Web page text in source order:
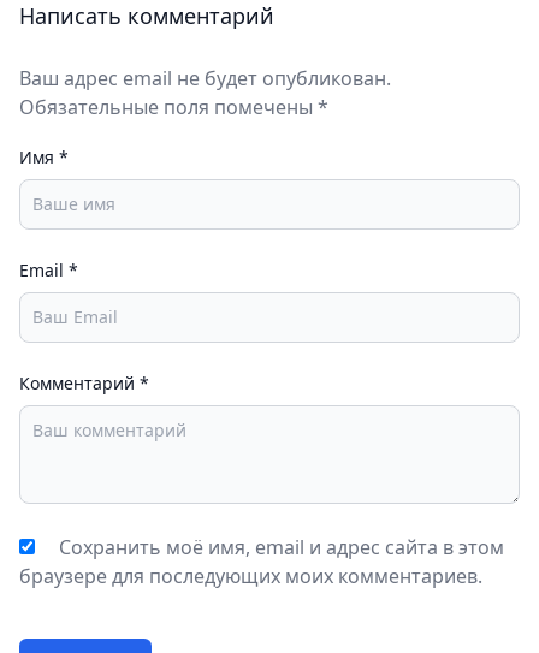
Написать комментарий
Ваш адрес email не будет опубликован.
Обязательные поля помечены *
Имя *
Email *
Комментарий *
Сохранить моё имя, email и адрес сайта в этом
браузере для последующих моих комментариев.